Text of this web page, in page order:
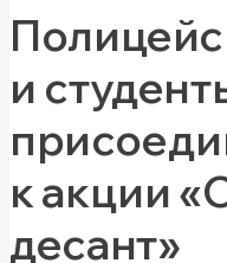
и
к акции
десант»